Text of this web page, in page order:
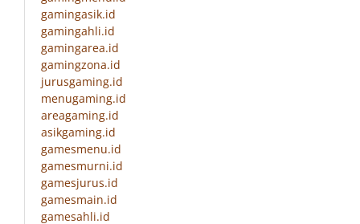
gamingasik.id
gamingahli.id
gamingarea.id
gamingzona.id
jurusgaming.id
menugaming.id
areagaming.id
asikgaming.id
gamesmenu.id
gamesmurni.id
gamesjurus.id
gamesmain.id
gamesahli.id